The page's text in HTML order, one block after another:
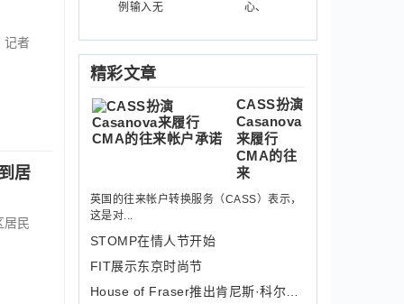
记者
居
居民
例输入无
心、
精彩文章
CASS扮演
Casanova
来履行
CMA的往
来
英国的往来帐户转换服务（CASS）表示，
这是对...
STOMP在情人节开始
FIT展示东京时尚节